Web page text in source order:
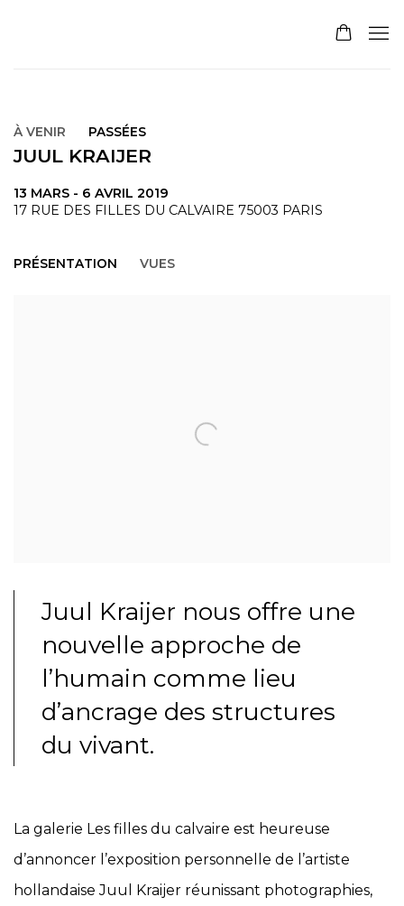
À VENIR PASSÉES
JUUL KRAIJER
13 MARS - 6 AVRIL 2019
17 RUE DES FILLES DU CALVAIRE 75003 PARIS
PRÉSENTATION VUES
Juul Kraijer nous offre une
nouvelle approche de
l’humain comme lieu
d’ancrage des structures
du vivant.
La galerie Les filles du calvaire est heureuse
d’annoncer l’exposition personnelle de l’artiste
hollandaise Juul Kraijer réunissant photographies,